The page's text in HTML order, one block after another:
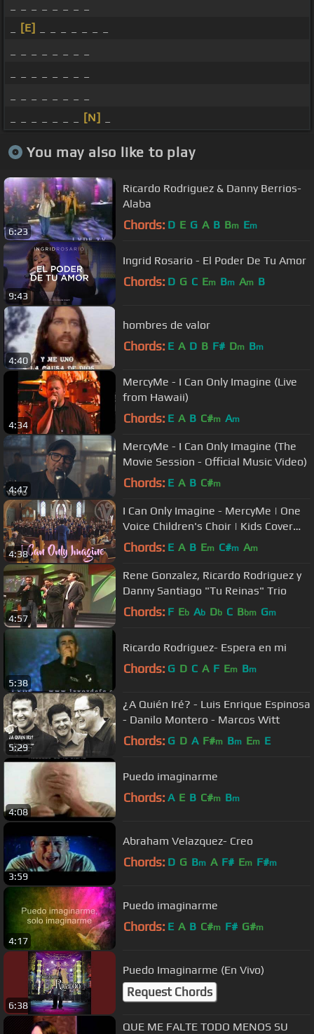
[E]
[N]
You may also like to play
6:23
Ricardo Rodriguez & Danny Berrios-
Alaba
Chords: D E G A B Bm Em
9:43
Ingrid Rosario - El Poder De Tu Amor
Chords: D G C Em Bm Am B
4:40
hombres de valor
Chords: E A D B F# Dm Bm
4:34
MercyMe - I Can Only Imagine (Live
from Hawaii)
Chords: E A B C#m Am
4:47
MercyMe - I Can Only Imagine (The
Movie Session - Official Music Video)
Chords: E A B C#m
4:38
I Can Only Imagine - MercyMe | One
Voice Children's Choir | Kids Cover
(Official Music Video)
Chords: E A B Em C#m Am
4:57
Rene Gonzalez, Ricardo Rodriguez y
Danny Santiago "Tu Reinas" Trio
Chords: F Eb Ab Db C Bbm Gm
5:38
Ricardo Rodriguez- Espera en mi
Chords: G D C A F Em Bm
5:29
¿A Quién Iré? - Luis Enrique Espinosa
- Danilo Montero - Marcos Witt
Chords: G D A F#m Bm Em E
4:08
Puedo imaginarme
Chords: A E B C#m Bm
3:59
Abraham Velazquez- Creo
Chords: D G Bm A F# Em F#m
4:17
Puedo imaginarme
Chords: E A B C#m F# G#m
6:38
Puedo Imaginarme (En Vivo)
Request Chords
QUE ME FALTE TODO MENOS SU